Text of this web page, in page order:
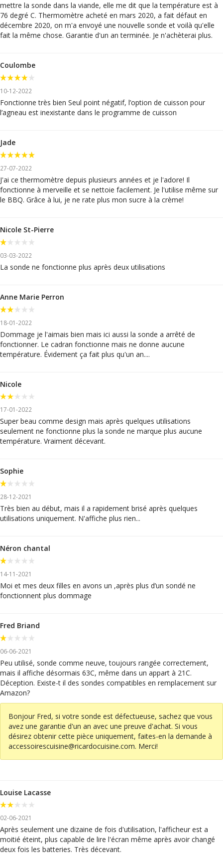
mettre la sonde dans la viande, elle me dit que la température est à
76 degré C. Thermomètre acheté en mars 2020, a fait défaut en
décembre 2020, on m'a envoyé une nouvelle sonde et voilà qu'elle
fait la même chose. Garantie d'un an terminée. Je n'achèterai plus.
Coulombe
10-12-2022
Fonctionne très bien Seul point négatif, l’option de cuisson pour
l’agneau est inexistante dans le programme de cuisson
Jade
27-07-2022
J'ai ce thermomètre depuis plusieurs années et je l'adore! Il
fonctionne à merveille et se nettoie facilement. Je l'utilise même sur
le BBQ. Grâce à lui, je ne rate plus mon sucre à la crème!
Nicole St-Pierre
03-03-2022
La sonde ne fonctionne plus après deux utilisations
Anne Marie Perron
18-01-2022
Dommage je l'aimais bien mais ici aussi la sonde a arrêté de
fonctionner. Le cadran fonctionne mais ne donne aucune
température. Évidement ça fait plus qu'un an....
Nicole
17-01-2022
Super beau comme design mais après quelques utilisations
seulement ne fonctionne plus la sonde ne marque plus aucune
température. Vraiment décevant.
Sophie
28-12-2021
Très bien au début, mais il a rapidement brisé après quelques
utilisations uniquement. N'affiche plus rien...
Néron chantal
14-11-2021
Moi et mes deux filles en avons un ,après plus d’un sondé ne
fonctionnent plus dommage
Fred Briand
06-06-2021
Peu utilisé, sonde comme neuve, toujours rangée correctement,
mais il affiche désormais 63C, même dans un appart à 21C.
Déception. Existe-t il des sondes compatibles en remplacement sur
Amazon?
Bonjour Fred, si votre sonde est défectueuse, sachez que vous
avez une garantie d'un an avec une preuve d'achat. Si vous
désirez obtenir cette pièce uniquement, faites-en la demande à
accessoirescuisine@ricardocuisine.com. Merci!
Louise Lacasse
02-06-2021
Après seulement une dizaine de fois d'utilisation, l'afficheur est a
moitié éteint, plus capable de lire l'écran même après avoir changé
deux fois les batteries. Très décevant.